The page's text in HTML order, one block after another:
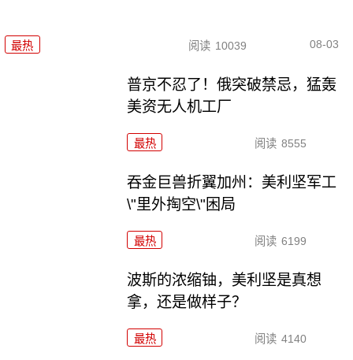
最热 阅读 10039 08-03
普京不忍了！俄突破禁忌，猛轰
美资无人机工厂
最热 阅读 8555
吞金巨兽折翼加州：美利坚军工
\"里外掏空\"困局
最热 阅读 6199
波斯的浓缩铀，美利坚是真想
拿，还是做样子？
最热 阅读 4140